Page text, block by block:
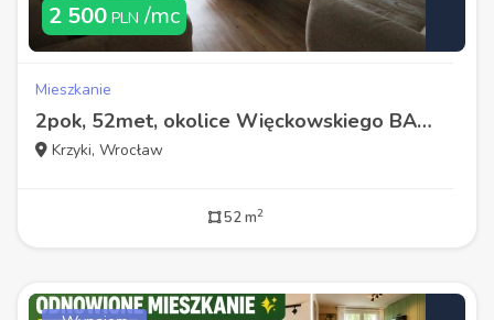
2 500 PLN /mc
Mieszkanie
2pok, 52met, okolice Więckowskiego BALKON/WINDA/PARKING (Wrocław)
Krzyki, Wrocław
52 m2